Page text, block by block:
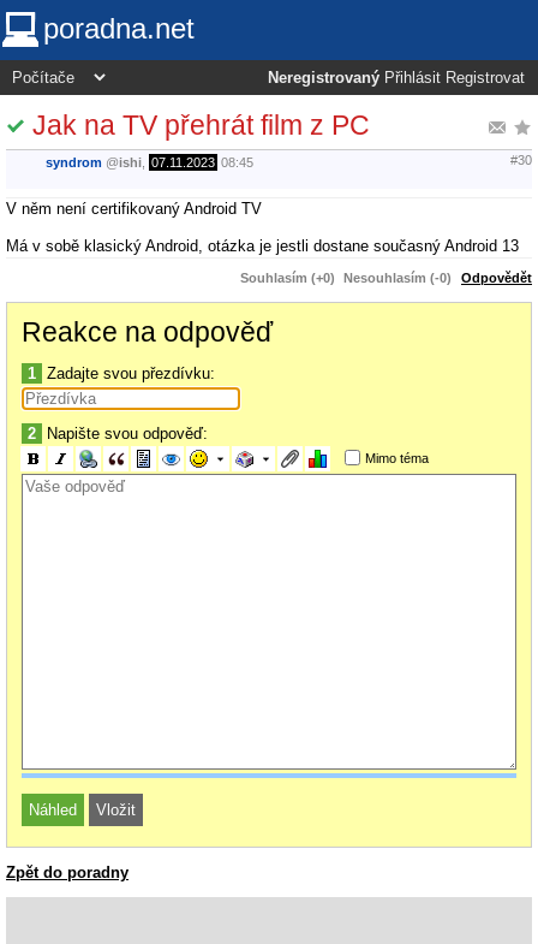
poradna.net
Neregistrovaný Přihlásit Registrovat
Jak na TV přehrát film z PC
syndrom @ishi 07.11.2023 08:45 #30
V něm není certifikovaný Android TV
Má v sobě klasický Android, otázka je jestli dostane současný Android 13
Souhlasím (+0) Nesouhlasím (-0) Odpovědět
Reakce na odpověď
1 Zadajte svou přezdívku:
2 Napište svou odpověď:
Mimo téma
Zpět do poradny